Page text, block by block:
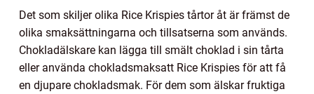
Det som skiljer olika Rice Krispies tårtor åt är främst de
olika smaksättningarna och tillsatserna som används.
Chokladälskare kan lägga till smält choklad i sin tårta
eller använda chokladsmaksatt Rice Krispies för att få
en djupare chokladsmak. För dem som älskar fruktiga